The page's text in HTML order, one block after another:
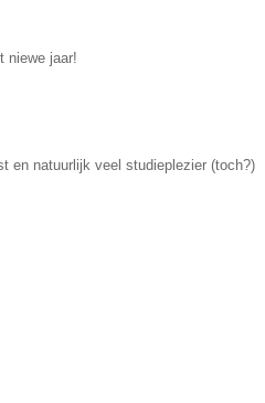
niewe jaar!
en natuurlijk veel studieplezier (toch?)